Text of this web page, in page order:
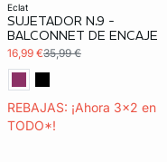
eclat
SUJETADOR N.9 -
BALCONNET DE ENCAJE
16,99 €35,99 €
REBAJAS: ¡Ahora 3x2 en
TODO*!
3x2 REBAJAS
Exclu Web